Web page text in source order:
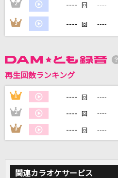
DAMの新曲・ラン
カラオケ最新情報
カラオケをもっ
家族や友達と一緒
2 ---- 回 ----
3 ---- 回 ----
再生回数ランキング
1 ---- 回 ----
2 ---- 回 ----
3 ---- 回 ----
関連カラオケサービス